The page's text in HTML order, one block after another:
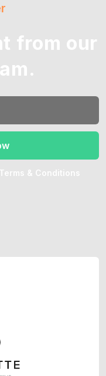
from our
Terms & Conditions